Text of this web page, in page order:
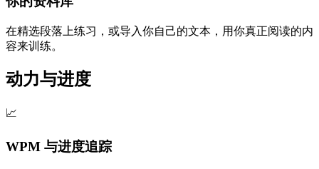
在精选段落上练习，或导入你自己的文本，用你真正阅读的内
容来训练。
动力与进度
📈
WPM 与进度追踪